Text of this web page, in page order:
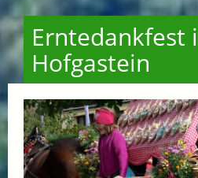
Erntedankfest
Hofgastein